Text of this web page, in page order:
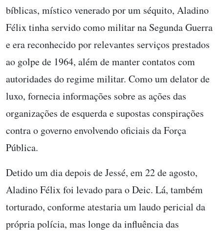
bíblicas, místico venerado por um séquito, Aladino
Félix tinha servido como militar na Segunda Guerra
e era reconhecido por relevantes serviços prestados
ao golpe de 1964, além de manter contatos com
autoridades do regime militar. Como um delator de
luxo, fornecia informações sobre as ações das
organizações de esquerda e supostas conspirações
contra o governo envolvendo oficiais da Força
Pública.
Detido um dia depois de Jessé, em 22 de agosto,
Aladino Félix foi levado para o Deic. Lá, também
torturado, conforme atestaria um laudo pericial da
própria polícia, mas longe da influência das